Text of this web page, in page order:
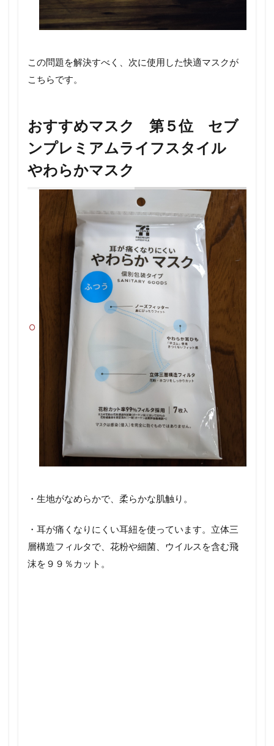
この問題を解決すべく、次に使用した快適マスクが
こちらです。
おすすめマスク 第５位 セブ
ンプレミアムライフスタイル
やわらかマスク
・生地がなめらかで、柔らかな肌触り。
・耳が痛くなりにくい耳紐を使っています。立体三
層構造フィルタで、花粉や細菌、ウイルスを含む飛
沫を９９％カット。